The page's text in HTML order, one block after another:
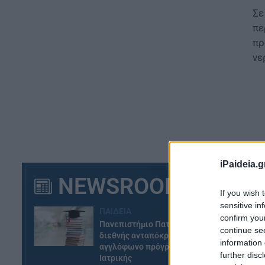
If you wish
sensitive
confirm
continue
information
further
NEWSROOM
Πανεπιστήμιο Πατρών: Ισχυρή
διεθνής ανταπόκριση στο νέο
αγγλόφωνο πρόγραμμα
Ιατρικής
Ο